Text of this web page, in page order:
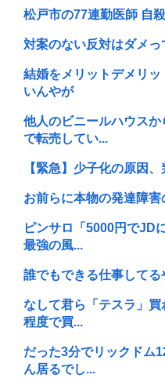
松戸市の77連勤医師 自殺
対案のない反対はダメっ
結婚をメリットデメリ
いんやが
他人のビニールハウス
で転売してい...
【緊急】少子化の原因
お前らに本物の発達障
ピンサロ「5000円でJD
最強の風...
誰でもできる仕事して
なして君ら「テスラ」
程度で買...
だった3分でリックドム
ん居るでし...